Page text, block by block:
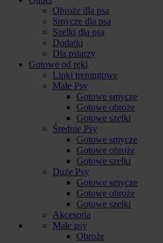
Obroże dla psa
Smycze dla psa
Szelki dla psa
Dodatki
Dla psiarzy
Gotowe od ręki
Linki treningowe
Małe Psy
Gotowe smycze
Gotowe obroże
Gotowe szelki
Średnie Psy
Gotowe smycze
Gotowe obroże
Gotowe szelki
Duże Psy
Gotowe smycze
Gotowe obroże
Gotowe szelki
Akcesoria
Małe psy
Obroże